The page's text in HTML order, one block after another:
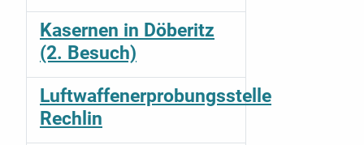
Kasernen in Döberitz
(2. Besuch)
Luftwaffenerprobungsstelle
Rechlin